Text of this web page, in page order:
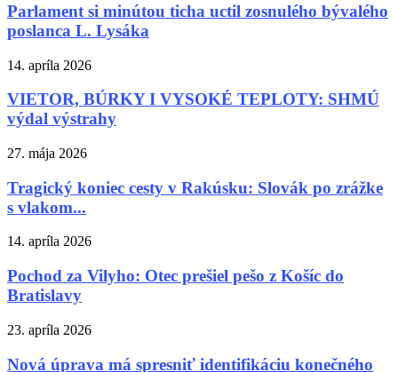
Parlament si minútou ticha uctil zosnulého bývalého
poslanca L. Lysáka
14. apríla 2026
VIETOR, BÚRKY I VYSOKÉ TEPLOTY: SHMÚ
výdal výstrahy
27. mája 2026
Tragický koniec cesty v Rakúsku: Slovák po zrážke
s vlakom...
14. apríla 2026
Pochod za Vilyho: Otec prešiel pešo z Košíc do
Bratislavy
23. apríla 2026
Nová úprava má spresniť identifikáciu konečného